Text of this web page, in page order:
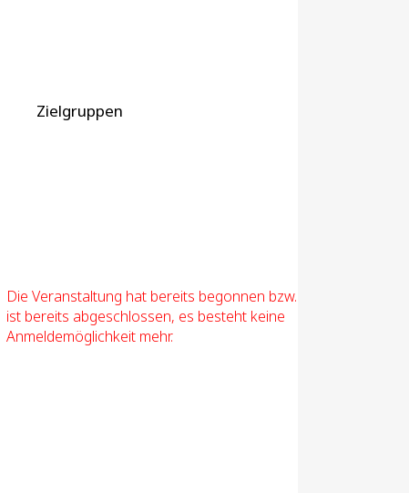
Zielgruppen
Die Veranstaltung hat bereits begonnen bzw.
ist bereits abgeschlossen, es besteht keine
Anmeldemöglichkeit mehr.